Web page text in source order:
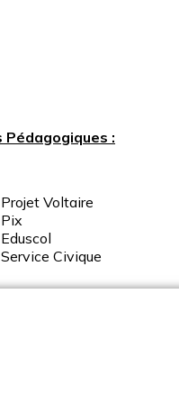
Pédagogiques :
Projet Voltaire
Pix
Eduscol
Service Civique